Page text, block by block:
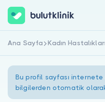
Hemen Kaydol
Ana Sayfa Kadın
Bu profil sayfası internete
bilgilerden otomatik